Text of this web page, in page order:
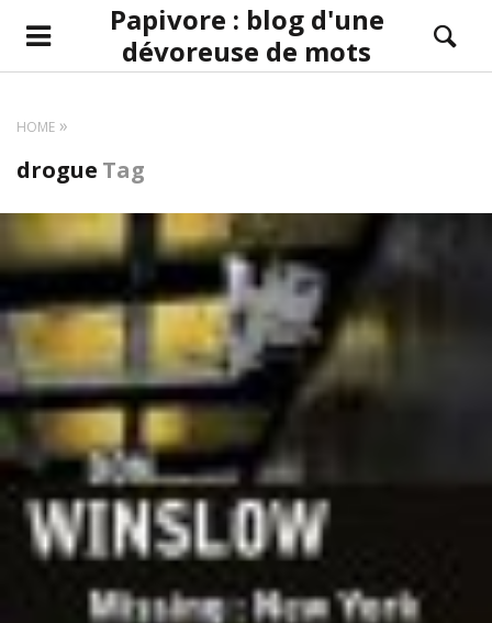
Papivore : blog d'une
dévoreuse de mots
HOME
drogue Tag
LIRE LA SUITE